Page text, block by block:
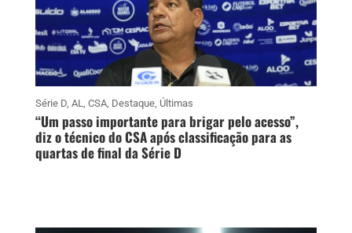
Série D, AL, CSA, Destaque, Últimas
“Um passo importante para brigar pelo acesso”,
diz o técnico do CSA após classificação para as
quartas de final da Série D